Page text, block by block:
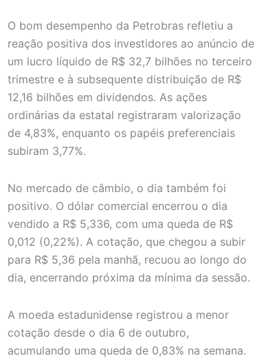
O bom desempenho da Petrobras refletiu a
reação positiva dos investidores ao anúncio de
um lucro líquido de R$ 32,7 bilhões no terceiro
trimestre e à subsequente distribuição de R$
12,16 bilhões em dividendos. As ações
ordinárias da estatal registraram valorização
de 4,83%, enquanto os papéis preferenciais
subiram 3,77%.
No mercado de câmbio, o dia também foi
positivo. O dólar comercial encerrou o dia
vendido a R$ 5,336, com uma queda de R$
0,012 (0,22%). A cotação, que chegou a subir
para R$ 5,36 pela manhã, recuou ao longo do
dia, encerrando próxima da mínima da sessão.
A moeda estadunidense registrou a menor
cotação desde o dia 6 de outubro,
acumulando uma queda de 0,83% na semana.